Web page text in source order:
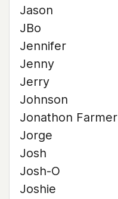
Jason
JBo
Jennifer
Jenny
Jerry
Johnson
Jonathon Farmer
Jorge
Josh
Josh-O
Joshie